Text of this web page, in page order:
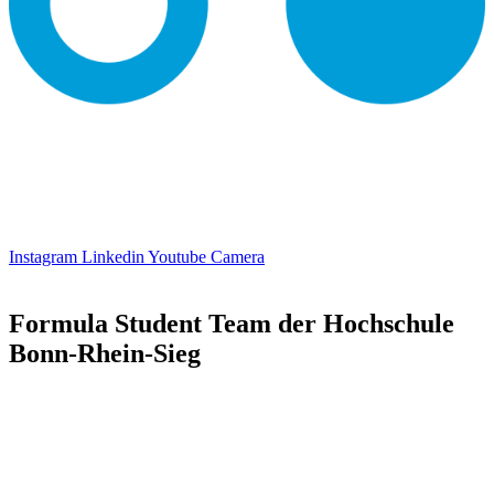
Instagram Linkedin Youtube Camera
Formula Student Team der Hochschule
Bonn-Rhein-Sieg